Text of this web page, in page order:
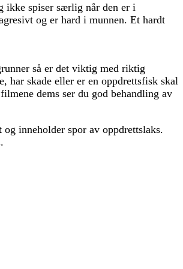
ikke spiser særlig når den er i
og er hard i munnen. Et hardt
så er det viktig med riktig
har skade eller er en oppdrettsfisk skal
dems ser du god behandling av
inneholder spor av oppdrettslaks.